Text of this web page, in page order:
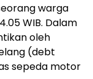
warga
WIB. Dalam
oleh
(debt
sepeda motor